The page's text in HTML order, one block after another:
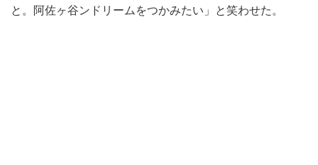
と。阿佐ヶ谷ンドリームをつかみたい」と笑わせた。